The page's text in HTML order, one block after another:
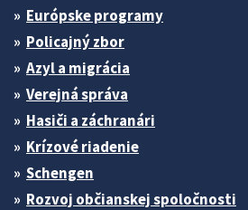
Európske programy
Policajný zbor
Azyl a migrácia
Verejná správa
Hasiči a záchranári
Krízové riadenie
Schengen
Rozvoj občianskej spoločnosti